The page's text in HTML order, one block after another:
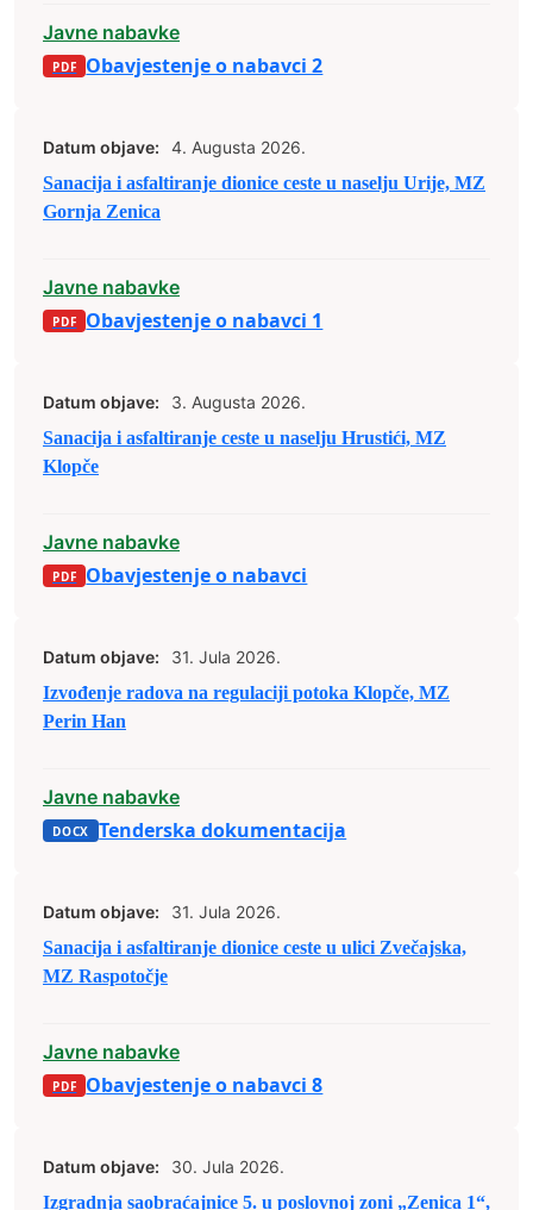
Javne nabavke
Obavjestenje o nabavci 2
Datum objave:
4. Augusta 2026.
Sanacija i asfaltiranje dionice ceste u naselju Urije, MZ
Gornja Zenica
Javne nabavke
Obavjestenje o nabavci 1
Datum objave:
3. Augusta 2026.
Sanacija i asfaltiranje ceste u naselju Hrustići, MZ
Klopče
Javne nabavke
Obavjestenje o nabavci
Datum objave:
31. Jula 2026.
Izvođenje radova na regulaciji potoka Klopče, MZ
Perin Han
Javne nabavke
Tenderska dokumentacija
Datum objave:
31. Jula 2026.
Sanacija i asfaltiranje dionice ceste u ulici Zvečajska,
MZ Raspotočje
Javne nabavke
Obavjestenje o nabavci 8
Datum objave:
30. Jula 2026.
Izgradnja saobraćajnice 5. u poslovnoj zoni „Zenica 1“,